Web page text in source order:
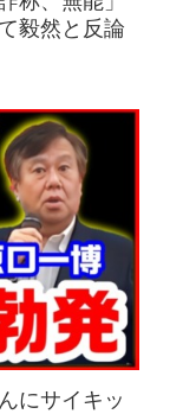
毅然と反論
にサイキッ